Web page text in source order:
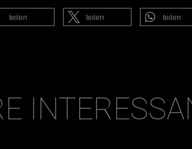
teilen teilen teilen